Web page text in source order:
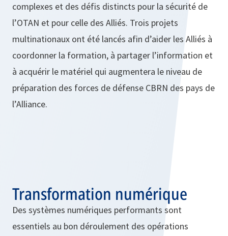
complexes et des défis distincts pour la sécurité de
l’OTAN et pour celle des Alliés. Trois projets
multinationaux ont été lancés afin d’aider les Alliés à
coordonner la formation, à partager l’information et
à acquérir le matériel qui augmentera le niveau de
préparation des forces de défense CBRN des pays de
l’Alliance.
Transformation numérique
Des systèmes numériques performants sont
essentiels au bon déroulement des opérations